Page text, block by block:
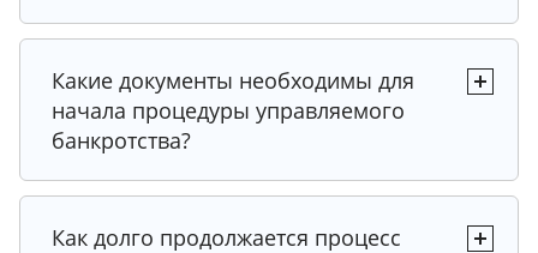
Какие документы необходимы для
начала процедуры управляемого
банкротства?
Как долго продолжается процесс